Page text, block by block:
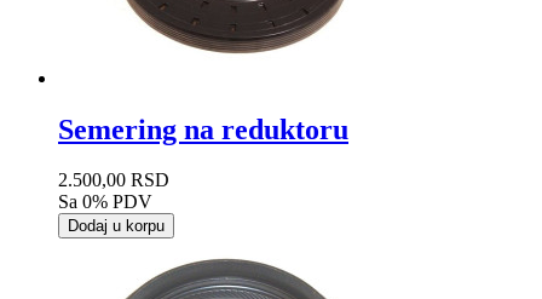
Semering na reduktoru
2.500,00 RSD
Sa 0% PDV
Dodaj u korpu